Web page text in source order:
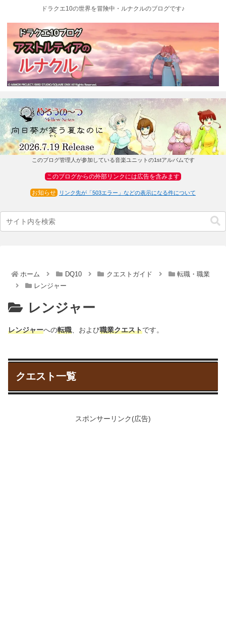
ドラクエ10の世界を冒険中・ルナクルのブログです♪
このブログ管理人が参加している音楽ユニットの1stアルバムです
このブログからの外部リンクには広告を含みます
お知らせ リンク先が「503エラー」などの表示になる件について
ホーム DQ10 クエストガイド
転職・職業
レンジャー
レンジャー
レンジャーへの転職 、および職業クエストです。
クエスト一覧
スポンサーリンク(広告)